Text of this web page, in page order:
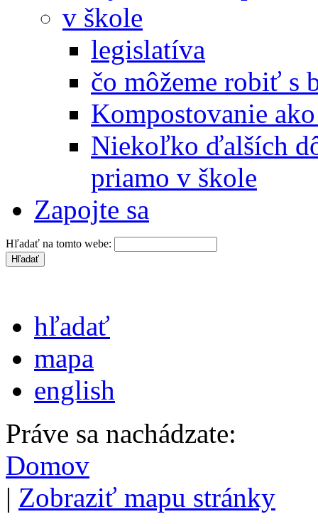
v škole
legislatíva
čo môžeme robiť s
Kompostovanie
Niekoľko ďalších
priamo v škole
Zapojte sa
Hľadať na tomto webe:
hľadať
mapa
english
Práve sa nachádzate:
Domov
| Zobraziť mapu stránky